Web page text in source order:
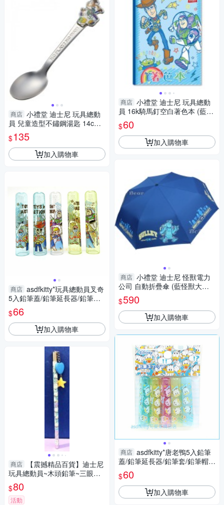
商店 小禮堂 迪士尼 玩具總動
員 兒童造型不鏽鋼湯匙 14cm
(銀胡迪款) 4973307-566776
$135
加入購物車
商店 asdfkitty*玩具總動員叉奇
5入鉛筆蓋/鉛筆延長器/鉛筆套/
鉛筆帽-日本製
$66
加入購物車
商店
【震撼精品百貨】迪士尼
玩具總動員~木頭鉛筆~三眼怪
垂吊吊飾#36713
$80
活動
商店 小禮堂 迪士尼 玩具總動
員 16k騎馬釘空白著色本 (藍奔
跑) 4713752-124639
$60
加入購物車
商店 小禮堂 迪士尼 怪獸電力
公司 自動折疊傘 (藍怪獸大學
款) 4713304-521671
$590
加入購物車
商店 asdfkitty*唐老鴨5入鉛筆
蓋/鉛筆延長器/鉛筆套/鉛筆帽-
日本製
$60
加入購物車